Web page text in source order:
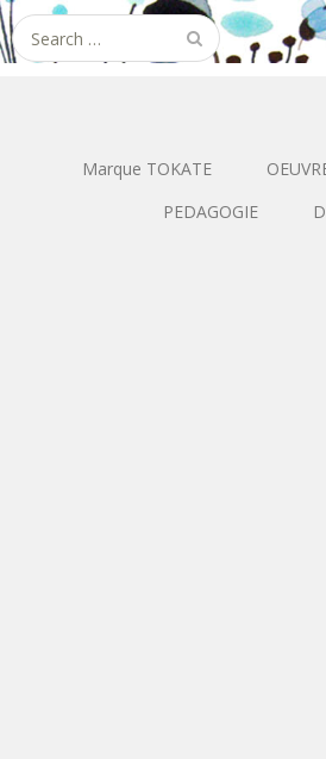
Search
for:
Marque TOKATE
PEDAGOGIE